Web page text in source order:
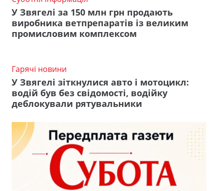
У Звягелі за 150 млн грн продають
виробника ветпрепаратів із великим
промисловим комплексом
Гарячі новини
У Звягелі зіткнулися авто і мотоцикл:
водій був без свідомості, водійку
деблокували рятувальники